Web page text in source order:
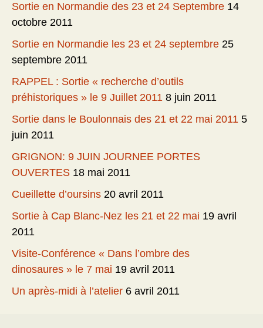
Sortie en Normandie des 23 et 24 Septembre 14
octobre 2011
Sortie en Normandie les 23 et 24 septembre 25
septembre 2011
RAPPEL : Sortie « recherche d’outils
préhistoriques » le 9 Juillet 2011 8 juin 2011
Sortie dans le Boulonnais des 21 et 22 mai 2011 5
juin 2011
GRIGNON: 9 JUIN JOURNEE PORTES
OUVERTES 18 mai 2011
Cueillette d’oursins 20 avril 2011
Sortie à Cap Blanc-Nez les 21 et 22 mai 19 avril
2011
Visite-Conférence « Dans l’ombre des
dinosaures » le 7 mai 19 avril 2011
Un après-midi à l’atelier 6 avril 2011